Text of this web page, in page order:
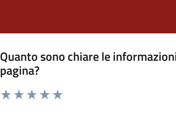
Quanto sono chiare le
pagina?